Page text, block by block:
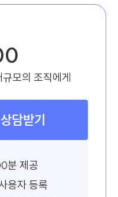
모의 조직에게
담받기
분 제공
용자 등록